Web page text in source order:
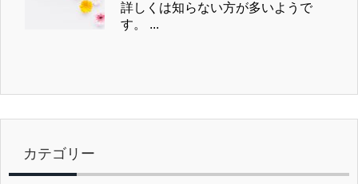
詳しくは知らない方が多いようで
す。 ...
カテゴリー